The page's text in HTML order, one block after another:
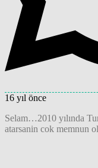
16 yıl önce
Selam…2010 yılında
atarsanin cok memnun